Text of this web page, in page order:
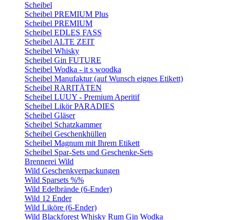
Scheibel
Scheibel PREMIUM Plus
Scheibel PREMIUM
Scheibel EDLES FASS
Scheibel ALTE ZEIT
Scheibel Whisky
Scheibel Gin FUTURE
Scheibel Wodka - it s woodka
Scheibel Manufaktur (auf Wunsch eignes Etikett)
Scheibel RARITÄTEN
Scheibel LUUY - Premium Aperitif
Scheibel Likör PARADIES
Scheibel Gläser
Scheibel Schatzkammer
Scheibel Geschenkhüllen
Scheibel Magnum mit Ihrem Etikett
Scheibel Spar-Sets und Geschenke-Sets
Brennerei Wild
Wild Geschenkverpackungen
Wild Sparsets %%
Wild Edelbrände (6-Ender)
Wild 12 Ender
Wild Liköre (6-Ender)
Wild Blackforest Whisky Rum Gin Wodka